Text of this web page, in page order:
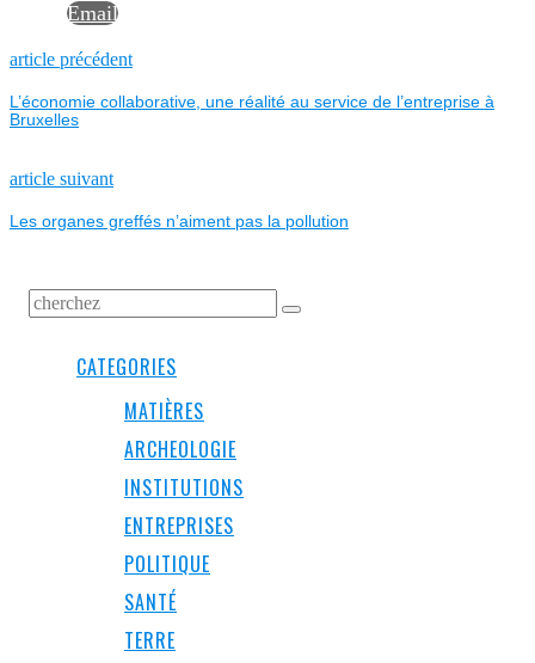
Email
NAVIGATION
DE
L’ARTICLE
article précédentPrevious
L’économie collaborative, une réalité au service de l’entreprise à
Bruxelles
article suivantNext
Les organes greffés n’aiment pas la pollution
CATEGORIES
MATIÈRES
ARCHEOLOGIE
INSTITUTIONS
ENTREPRISES
POLITIQUE
SANTÉ
TERRE